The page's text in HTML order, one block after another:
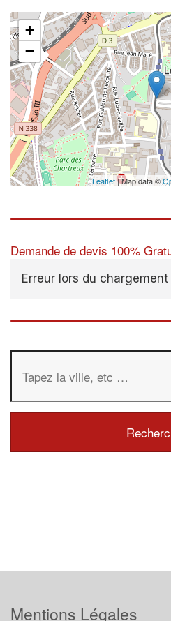
+
−
Leaflet| Map data ©
Demande de devis 100%
Erreur lors du
Mentions Légales